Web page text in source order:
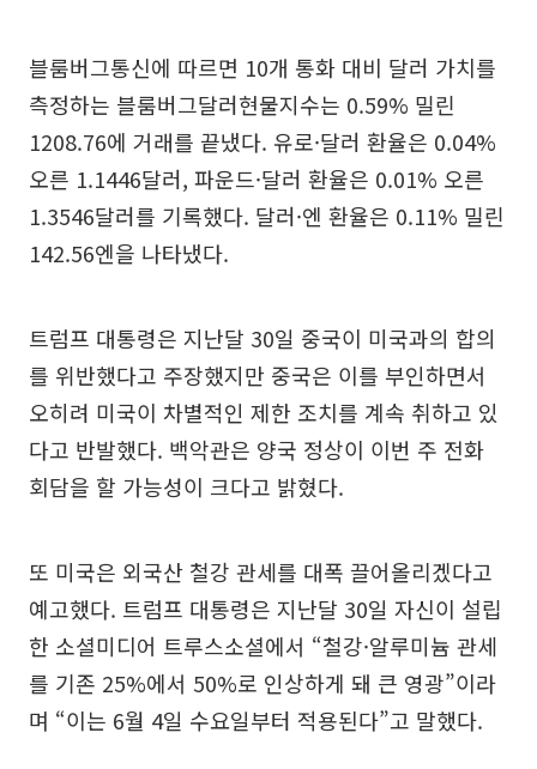
블룸버그통신에 따르면 10개 통화 대비 달러 가치를
측정하는 블룸버그달러현물지수는 0.59% 밀린
1208.76에 거래를 끝냈다. 유로·달러 환율은 0.04%
오른 1.1446달러, 파운드·달러 환율은 0.01% 오른
1.3546달러를 기록했다. 달러·엔 환율은 0.11% 밀린
142.56엔을 나타냈다.
트럼프 대통령은 지난달 30일 중국이 미국과의 합의
를 위반했다고 주장했지만 중국은 이를 부인하면서
오히려 미국이 차별적인 제한 조치를 계속 취하고 있
다고 반발했다. 백악관은 양국 정상이 이번 주 전화
회담을 할 가능성이 크다고 밝혔다.
또 미국은 외국산 철강 관세를 대폭 끌어올리겠다고
예고했다. 트럼프 대통령은 지난달 30일 자신이 설립
한 소셜미디어 트루스소셜에서 “철강·알루미늄 관세
를 기존 25%에서 50%로 인상하게 돼 큰 영광”이라
며 “이는 6월 4일 수요일부터 적용된다”고 말했다.